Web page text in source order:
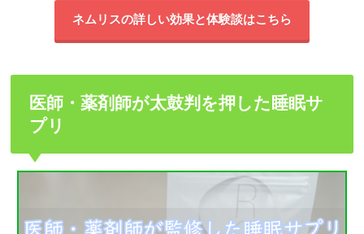
ネムリスの詳しい効果と体験談はこちら
医師・薬剤師が太鼓判を押した睡眠サ
プリ